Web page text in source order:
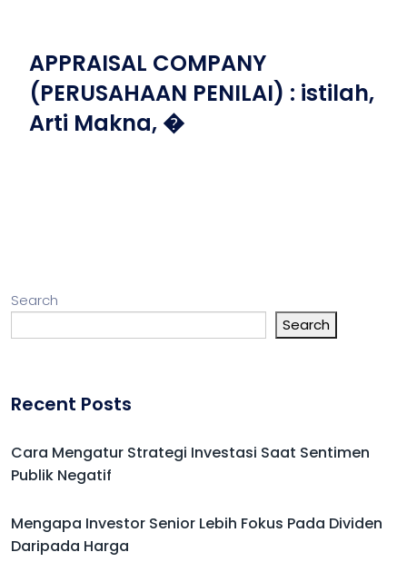
APPRAISAL COMPANY
(PERUSAHAAN PENILAI) : istilah,
Arti Makna, �
Search
Search
Recent Posts
Cara Mengatur Strategi Investasi Saat Sentimen
Publik Negatif
Mengapa Investor Senior Lebih Fokus Pada Dividen
Daripada Harga